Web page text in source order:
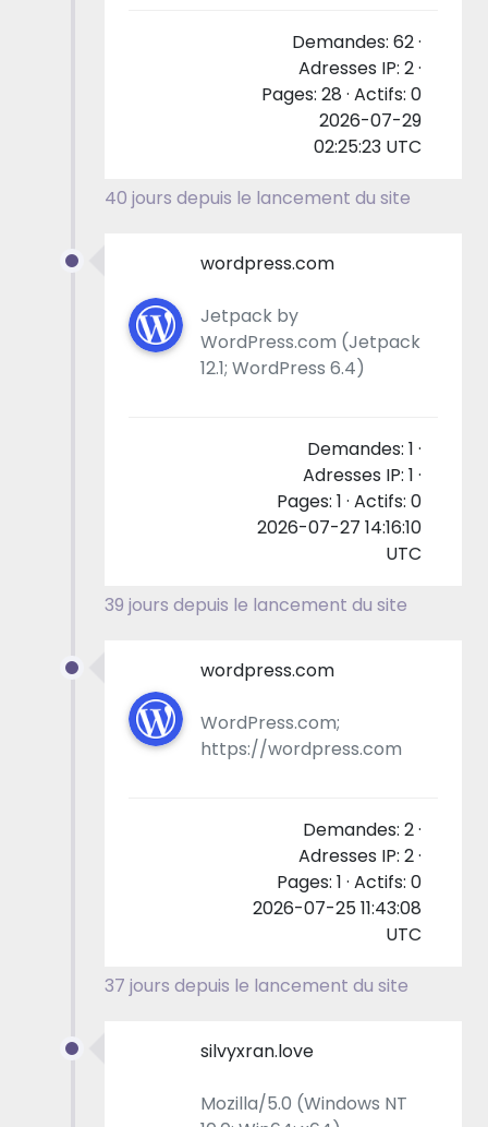
Demandes: 62 ·
Adresses IP: 2 ·
Pages: 28 · Actifs: 0
2026-07-29
02:25:23 UTC
40 jours depuis le lancement du site
wordpress.com
Jetpack by
WordPress.com (Jetpack
12.1; WordPress 6.4)
Demandes: 1 ·
Adresses IP: 1 ·
Pages: 1 · Actifs: 0
2026-07-27 14:16:10
UTC
39 jours depuis le lancement du site
wordpress.com
WordPress.com;
https://wordpress.com
Demandes: 2 ·
Adresses IP: 2 ·
Pages: 1 · Actifs: 0
2026-07-25 11:43:08
UTC
37 jours depuis le lancement du site
silvyxran.love
Mozilla/5.0 (Windows NT